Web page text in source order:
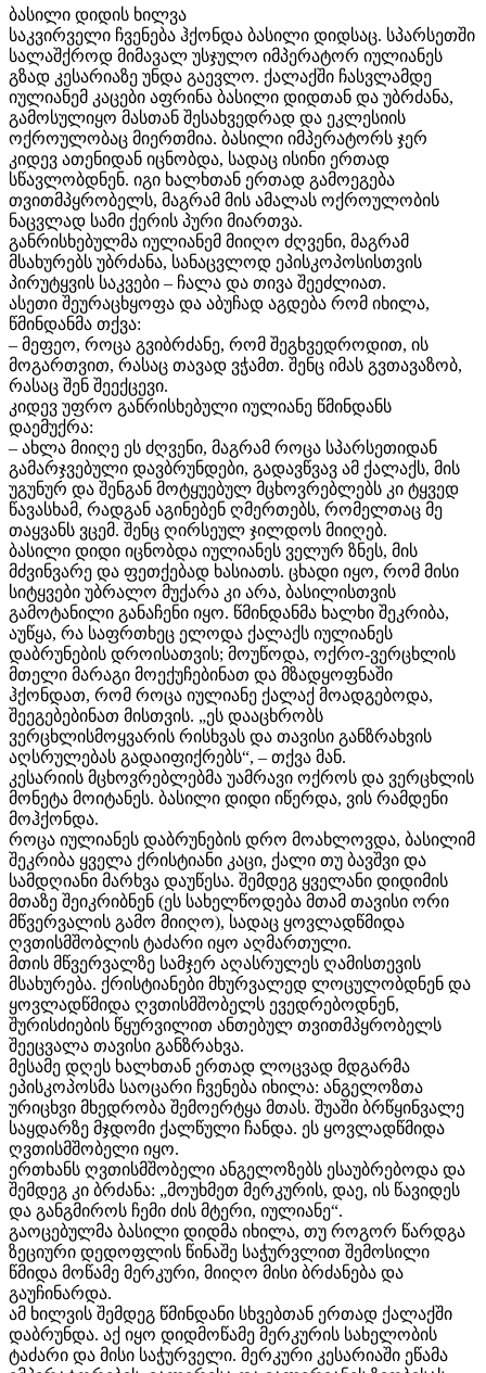
ბასილი დიდის ხილვა
საკვირველი ჩვენება ჰქონდა ბასილი დიდსაც. სპარსეთში
სალაშქროდ მიმავალ უსჯულო იმპერატორ იულიანეს
გზად კესარიაზე უნდა გაევლო. ქალაქში ჩასვლამდე
იულიანემ კაცები აფრინა ბასილი დიდთან და უბრძანა,
გამოსულიყო მასთან შესახვედრად და ეკლესიის
ოქროულობაც მიერთმია. ბასილი იმპერატორს ჯერ
კიდევ ათენიდან იცნობდა, სადაც ისინი ერთად
სწავლობდნენ. იგი ხალხთან ერთად გამოეგება
თვითმპყრობელს, მაგრამ მის ამალას ოქროულობის
ნაცვლად სამი ქერის პური მიართვა.
განრისხებულმა იულიანემ მიიღო ძღვენი, მაგრამ
მსახურებს უბრძანა, სანაცვლოდ ეპისკოპოსისთვის
პირუტყვის საკვები – ჩალა და თივა შეეძლიათ.
ასეთი შეურაცხყოფა და აბუჩად აგდება რომ იხილა,
წმინდანმა თქვა:
– მეფეო, როცა გვიბრძანე, რომ შეგხვედროდით, ის
მოგართვით, რასაც თავად ვჭამთ. შენც იმას გვთავაზობ,
რასაც შენ შეექცევი.
კიდევ უფრო განრისხებული იულიანე წმინდანს
დაემუქრა:
– ახლა მიიღე ეს ძღვენი, მაგრამ როცა სპარსეთიდან
გამარჯვებული დავბრუნდები, გადავწვავ ამ ქალაქს, მის
უგუნურ და შენგან მოტყუებულ მცხოვრებლებს კი ტყვედ
წავასხამ, რადგან აგინებენ ღმერთებს, რომელთაც მე
თაყვანს ვცემ. შენც ღირსეულ ჯილდოს მიიღებ.
ბასილი დიდი იცნობდა იულიანეს ველურ ზნეს, მის
მძვინვარე და ფეთქებად ხასიათს. ცხადი იყო, რომ მისი
სიტყვები უბრალო მუქარა კი არა, ბასილისთვის
გამოტანილი განაჩენი იყო. წმინდანმა ხალხი შეკრიბა,
აუწყა, რა საფრთხეც ელოდა ქალაქს იულიანეს
დაბრუნების დროისათვის; მოუწოდა, ოქრო-ვერცხლის
მთელი მარაგი მოექუჩებინათ და მზადყოფნაში
ჰქონდათ, რომ როცა იულიანე ქალაქ მოადგებოდა,
შეეგებებინათ მისთვის. „ეს დააცხრობს
ვერცხლისმოყვარის რისხვას და თავისი განზრახვის
აღსრულებას გადაიფიქრებს“, – თქვა მან.
კესარიის მცხოვრებლებმა უამრავი ოქროს და ვერცხლის
მონეტა მოიტანეს. ბასილი დიდი იწერდა, ვის რამდენი
მოჰქონდა.
როცა იულიანეს დაბრუნების დრო მოახლოვდა, ბასილიმ
შეკრიბა ყველა ქრისტიანი კაცი, ქალი თუ ბავშვი და
სამდღიანი მარხვა დაუწესა. შემდეგ ყველანი დიდიმის
მთაზე შეიკრიბნენ (ეს სახელწოდება მთამ თავისი ორი
მწვერვალის გამო მიიღო), სადაც ყოვლადწმიდა
ღვთისმშობლის ტაძარი იყო აღმართული.
მთის მწვერვალზე სამჯერ აღასრულეს ღამისთევის
მსახურება. ქრისტიანები მხურვალედ ლოცულობდნენ და
ყოვლადწმიდა ღვთისმშობელს ევედრებოდნენ,
შურისძიების წყურვილით ანთებულ თვითმპყრობელს
შეეცვალა თავისი განზრახვა.
მესამე დღეს ხალხთან ერთად ლოცვად მდგარმა
ეპისკოპოსმა საოცარი ჩვენება იხილა: ანგელოზთა
ურიცხვი მხედრობა შემოერტყა მთას. შუაში ბრწყინვალე
საყდარზე მჯდომი ქალწული ჩანდა. ეს ყოვლადწმიდა
ღვთისმშობელი იყო.
ერთხანს ღვთისმშობელი ანგელოზებს ესაუბრებოდა და
შემდეგ კი ბრძანა: „მოუხმეთ მერკურის, დაე, ის წავიდეს
და განგმიროს ჩემი ძის მტერი, იულიანე“.
გაოცებულმა ბასილი დიდმა იხილა, თუ როგორ წარდგა
ზეციური დედოფლის წინაშე საჭურვლით შემოსილი
წმიდა მოწამე მერკური, მიიღო მისი ბრძანება და
გაუჩინარდა.
ამ ხილვის შემდეგ წმინდანი სხვებთან ერთად ქალაქში
დაბრუნდა. აქ იყო დიდმოწამე მერკურის სახელობის
ტაძარი და მისი საჭურველი. მერკური კესარიაში ეწამა